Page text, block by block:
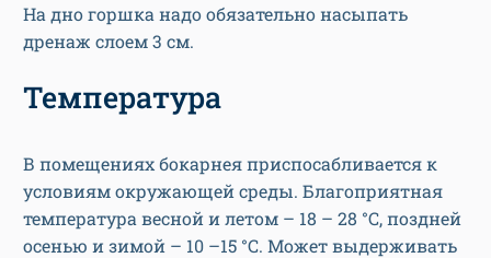
На дно горшка надо обязательно насыпать
дренаж слоем 3 см.
Температура
В помещениях бокарнея приспосабливается к
условиям окружающей среды. Благоприятная
температура весной и летом – 18 – 28 °С, поздней
осенью и зимой – 10 –15 °С. Может выдерживать